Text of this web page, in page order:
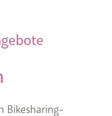
sind kürzer
gefördert werden
für Gemeinden
der
Bikesharing-